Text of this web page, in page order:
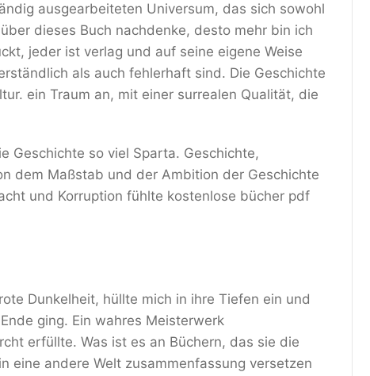
ausgearbeiteten Universum, das sich sowohl
dieses Buch nachdenke, desto mehr bin ich
jeder ist verlag und auf seine eigene Weise
als auch fehlerhaft sind. Die Geschichte
ein Traum an, mit einer surrealen Qualität, die
Geschichte so viel Sparta. Geschichte,
dem Maßstab und der Ambition der Geschichte
und Korruption fühlte kostenlose bücher pdf
Dunkelheit, hüllte mich in ihre Tiefen ein und
ging. Ein wahres Meisterwerk
erfüllte. Was ist es an Büchern, das sie die
eine andere Welt zusammenfassung versetzen